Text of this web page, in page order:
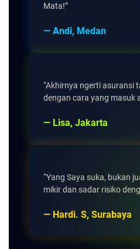
Mata!”
— Andi, Medan
“Akhirnya ngerti asuransi
dengan cara yang masuk
— Lisa, Jakarta
“Yang Saya suka, bukan
mikir dan sadar risiko
— Hardi. S, Surabaya